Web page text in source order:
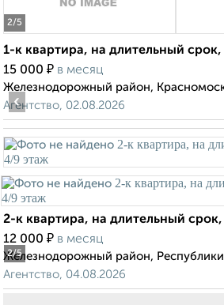
2/5
1-к квартира, на длительный
15 000 ₽ в месяц
Железнодорожный район,
Агентство, 02.08.2026
2/5
‹
2-к квартира, на длительный
12 000 ₽ в месяц
Железнодорожный район,
Агентство, 04.08.2026